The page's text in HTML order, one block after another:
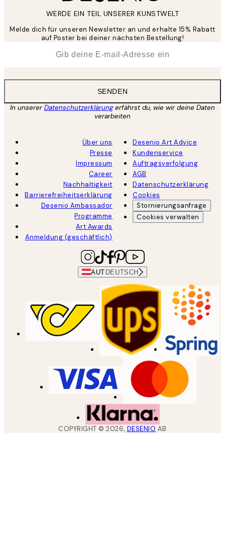
WERDE EIN TEIL UNSERER KUNSTWELT
Melde dich für unseren Newsletter an und erhalte 15% Rabatt
auf Poster bei deiner nächsten Bestellung!
SENDEN
In unsererDatenschutzerklärungerfährst du, wie wir deine Daten
verarbeiten
Über uns
Presse
Impressum
Career
Nachhaltigkeit
Barrierefreiheitserklärung
Desenio Ambassador
Programme
Art Awards
Anmeldung (geschäftlich)
Desenio Art Advice
Kundenservice
Auftragsverfolgung
AGB
Datenschutzerklärung
Cookies
Stornierungsanfrage
Cookies verwalten
AUT DEUTSCH
COPYRIGHT ©2026, DESENIO AB